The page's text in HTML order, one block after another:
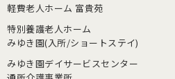
軽費老人ホーム 富貴苑
特別養護老人ホーム
みゆき園(入所/ショートステイ)
みゆき園デイサービスセンター